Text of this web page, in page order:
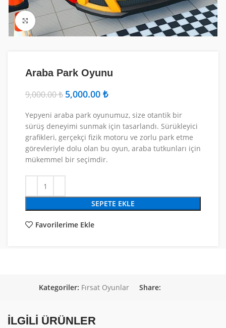
Fotoğrafı Büyüt
Araba Park Oyunu
9,000.00₺ 5,000.00 ₺
Yepyeni araba park oyunumuz, size otantik bir
sürüş deneyimi sunmak için tasarlandı. Sürükleyici
grafikleri, gerçekçi fizik motoru ve zorlu park etme
görevleriyle dolu olan bu oyun, araba tutkunları için
mükemmel bir seçimdir.
SEPETE EKLE
Favorilerime Ekle
Kategoriler: Fırsat Oyunlar Share:
İLGILI ÜRÜNLER